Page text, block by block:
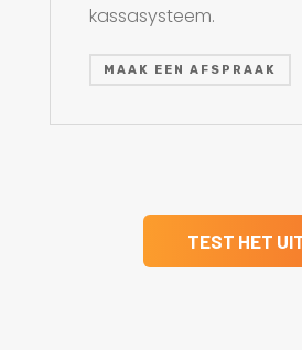
kassasysteem.
MAAK EEN AFSPRAAK
TEST HET